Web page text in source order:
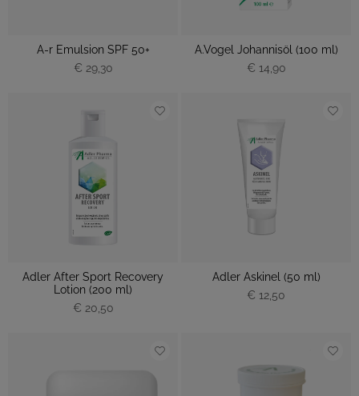
A-r Emulsion SPF 50+
€ 29,30
A.Vogel Johannisöl (100 ml)
€ 14,90
Adler After Sport Recovery
Lotion (200 ml)
€ 20,50
Adler Askinel (50 ml)
€ 12,50